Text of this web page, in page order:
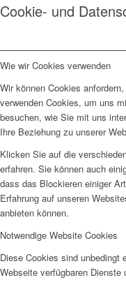
Cookie- und
Wie wir Cookies verwenden
Wir können Cookies
verwenden Cookies, um uns
besuchen, wie Sie mit uns
Ihre Beziehung zu unserer
Klicken Sie auf die
erfahren. Sie können auch
dass das Blockieren einiger
Erfahrung auf unseren
anbieten können.
Notwendige Website Cookies
Diese Cookies sind unbedingt
Webseite verfügbaren